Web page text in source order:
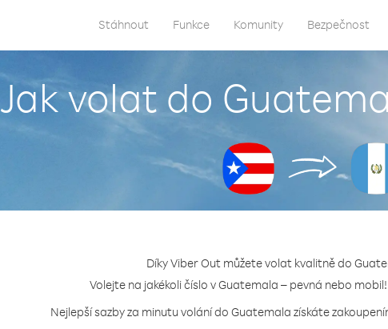
Stáhnout Funkce Komunity Bezpečnost
Jak volat do
Díky Viber Out můžete volat kvalitně do
Volejte na jakékoli číslo v Guatemala – pevná nebo
Nejlepší sazby za minutu volání do Guatemala získáte